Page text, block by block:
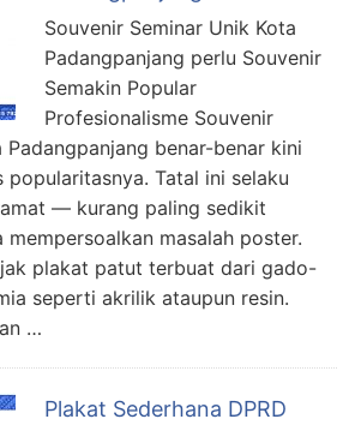
Souvenir Seminar Unik Kota
Padangpanjang perlu Souvenir
Semakin Popular
Profesionalisme Souvenir
Padangpanjang benar-benar kini
popularitasnya. Tatal ini selaku
— kurang paling sedikit
masalah poster.
plakat patut terbuat dari gado-
seperti akrilik ataupun resin.
…
Plakat Sederhana DPRD